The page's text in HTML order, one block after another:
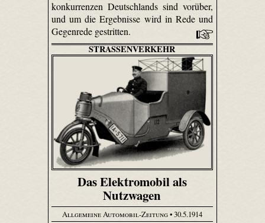
konkurrenzen Deutschlands sind vorüber,
und um die Ergebnisse wird in Rede und
Gegenrede gestritten.
STRASSENVERKEHR
Das Elektromobil als
Nutzwagen
Allgemeine Automobil-Zeitung• 30.5.1914